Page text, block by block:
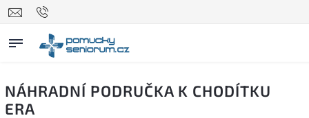
NÁHRADNÍ PODRUČKA K CHODÍTKU
ERA